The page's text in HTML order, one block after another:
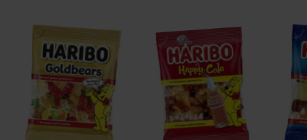
Goldbears
Happy-
Cola